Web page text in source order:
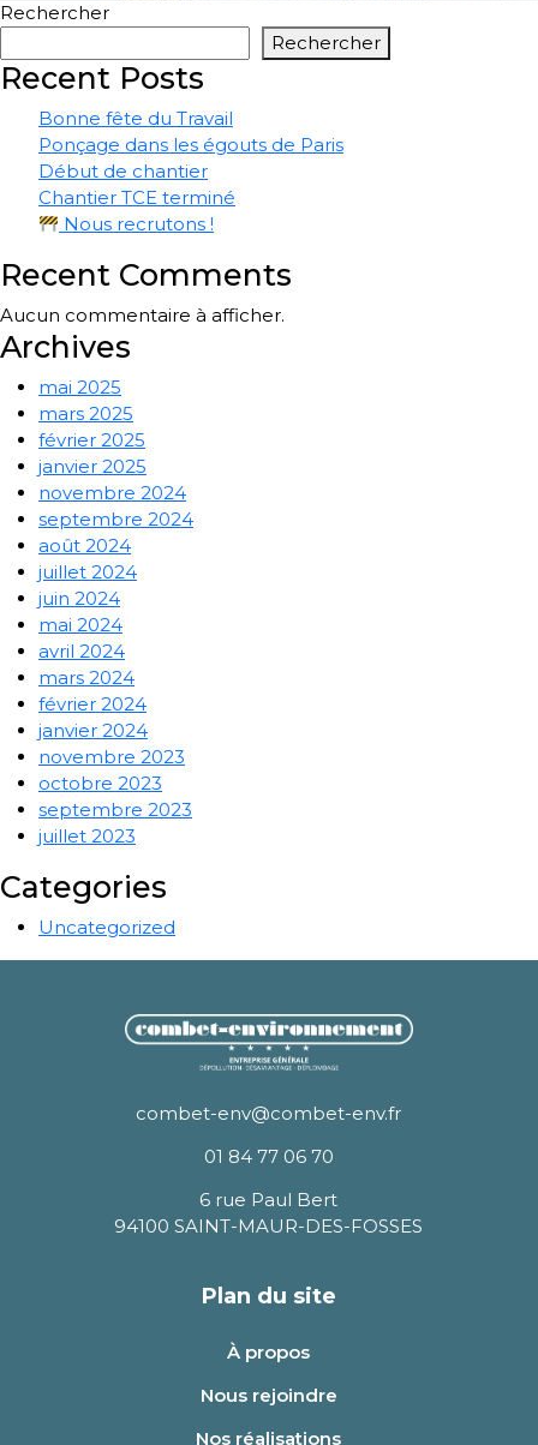
Rechercher
Rechercher
Recent Posts
Bonne fête du Travail
Ponçage dans les égouts de Paris
Début de chantier
Chantier TCE terminé
Nous recrutons !
Recent Comments
Aucun commentaire à afficher.
Archives
mai 2025
mars 2025
février 2025
janvier 2025
novembre 2024
septembre 2024
août 2024
juillet 2024
juin 2024
mai 2024
avril 2024
mars 2024
février 2024
janvier 2024
novembre 2023
octobre 2023
septembre 2023
juillet 2023
Categories
Uncategorized
combet-env@combet-env.fr
01 84 77 06 70
6 rue Paul Bert
94100 SAINT-MAUR-DES-FOSSES
Plan du site
À propos
Nous rejoindre
Nos réalisations